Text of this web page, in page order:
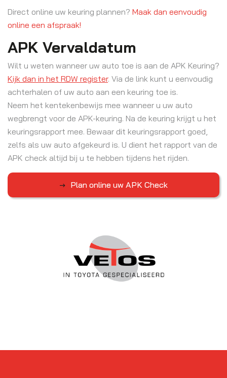
Direct online uw keuring plannen? Maak dan eenvoudig
online een afspraak!
APK Vervaldatum
Wilt u weten wanneer uw auto toe is aan de APK Keuring?
Kijk dan in het RDW register. Via de link kunt u eenvoudig
achterhalen of uw auto aan een keuring toe is.
Neem het kentekenbewijs mee wanneer u uw auto
wegbrengt voor de APK-keuring. Na de keuring krijgt u het
keuringsrapport mee. Bewaar dit keuringsrapport goed,
zelfs als uw auto afgekeurd is. U dient het rapport van de
APK check altijd bij u te hebben tijdens het rijden.
Plan online uw APK Check